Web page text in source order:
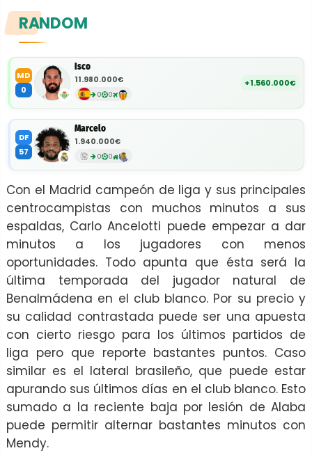
RANDOM
MD
0
Isco
11.980.000€
0 0
+1.560.000€
DF
57
Marcelo
1.940.000€
0 0
Con el Madrid campeón de liga y sus principales
centrocampistas con muchos minutos a sus
espaldas, Carlo Ancelotti puede empezar a dar
minutos a los jugadores con menos
oportunidades. Todo apunta que ésta será la
última temporada del jugador natural de
Benalmádena en el club blanco. Por su precio y
su calidad contrastada puede ser una apuesta
con cierto riesgo para los últimos partidos de
liga pero que reporte bastantes puntos. Caso
similar es el lateral brasileño, que puede estar
apurando sus últimos días en el club blanco. Esto
sumado a la reciente baja por lesión de Alaba
puede permitir alternar bastantes minutos con
Mendy.